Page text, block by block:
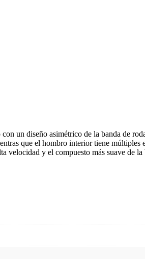
un diseño asimétrico de la banda de
que el hombro interior tiene múltiples
y el compuesto más suave de